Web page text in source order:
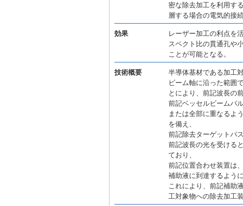
密な除去加工を利用す
層する場合の電気的接
効果
レーザー加工の利点を
スペクト比の貫通孔や
ことが可能となる。
技術概要
半導体基材である加工
ビーム軸に沿った範囲
とにより、前記波長の
前記ベッセルビームパ
または全部に重なるよ
を備え、
前記除去ターゲットパ
前記波長の光を受ける
ており、
前記位置合わせ装置は
補助液に到達するよう
これにより、前記補助
工対象物への除去加工装